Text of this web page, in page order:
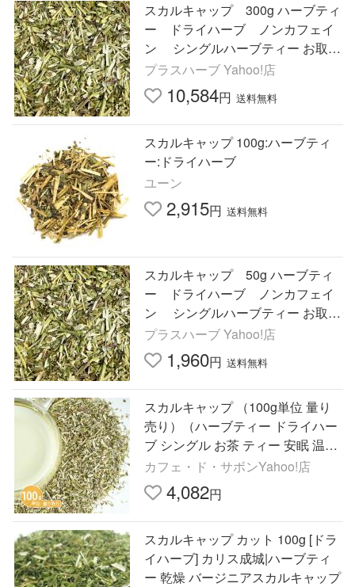
スカルキャップ 300g ハーブティ
ー ドライハーブ ノンカフェイ
ン シングルハーブティー お取り
寄せ 大人 リラックス ストレ
ス 安眠
プラスハーブ Yahoo!店
10,584円 送料無料
スカルキャップ 100g:ハーブティ
ー:ドライハーブ
ユーン
2,915円 送料無料
スカルキャップ 50g ハーブティ
ー ドライハーブ ノンカフェイ
ン シングルハーブティー お取り
寄せ 大人 リラックス ストレ
ス 安眠
プラスハーブ Yahoo!店
1,960円 送料無料
スカルキャップ （100g単位 量り
売り）（ハーブティー ドライハー
ブ シングル お茶 ティー 安眠 温活
ノンカフェイン 無添加 農薬検査
済）（ポストお届け可）
カフェ・ド・サボンYahoo!店
4,082円
スカルキャップ カット 100g [ドラ
イハーブ] カリス成城|ハーブティ
ー 乾燥 バージニアスカルキャップ